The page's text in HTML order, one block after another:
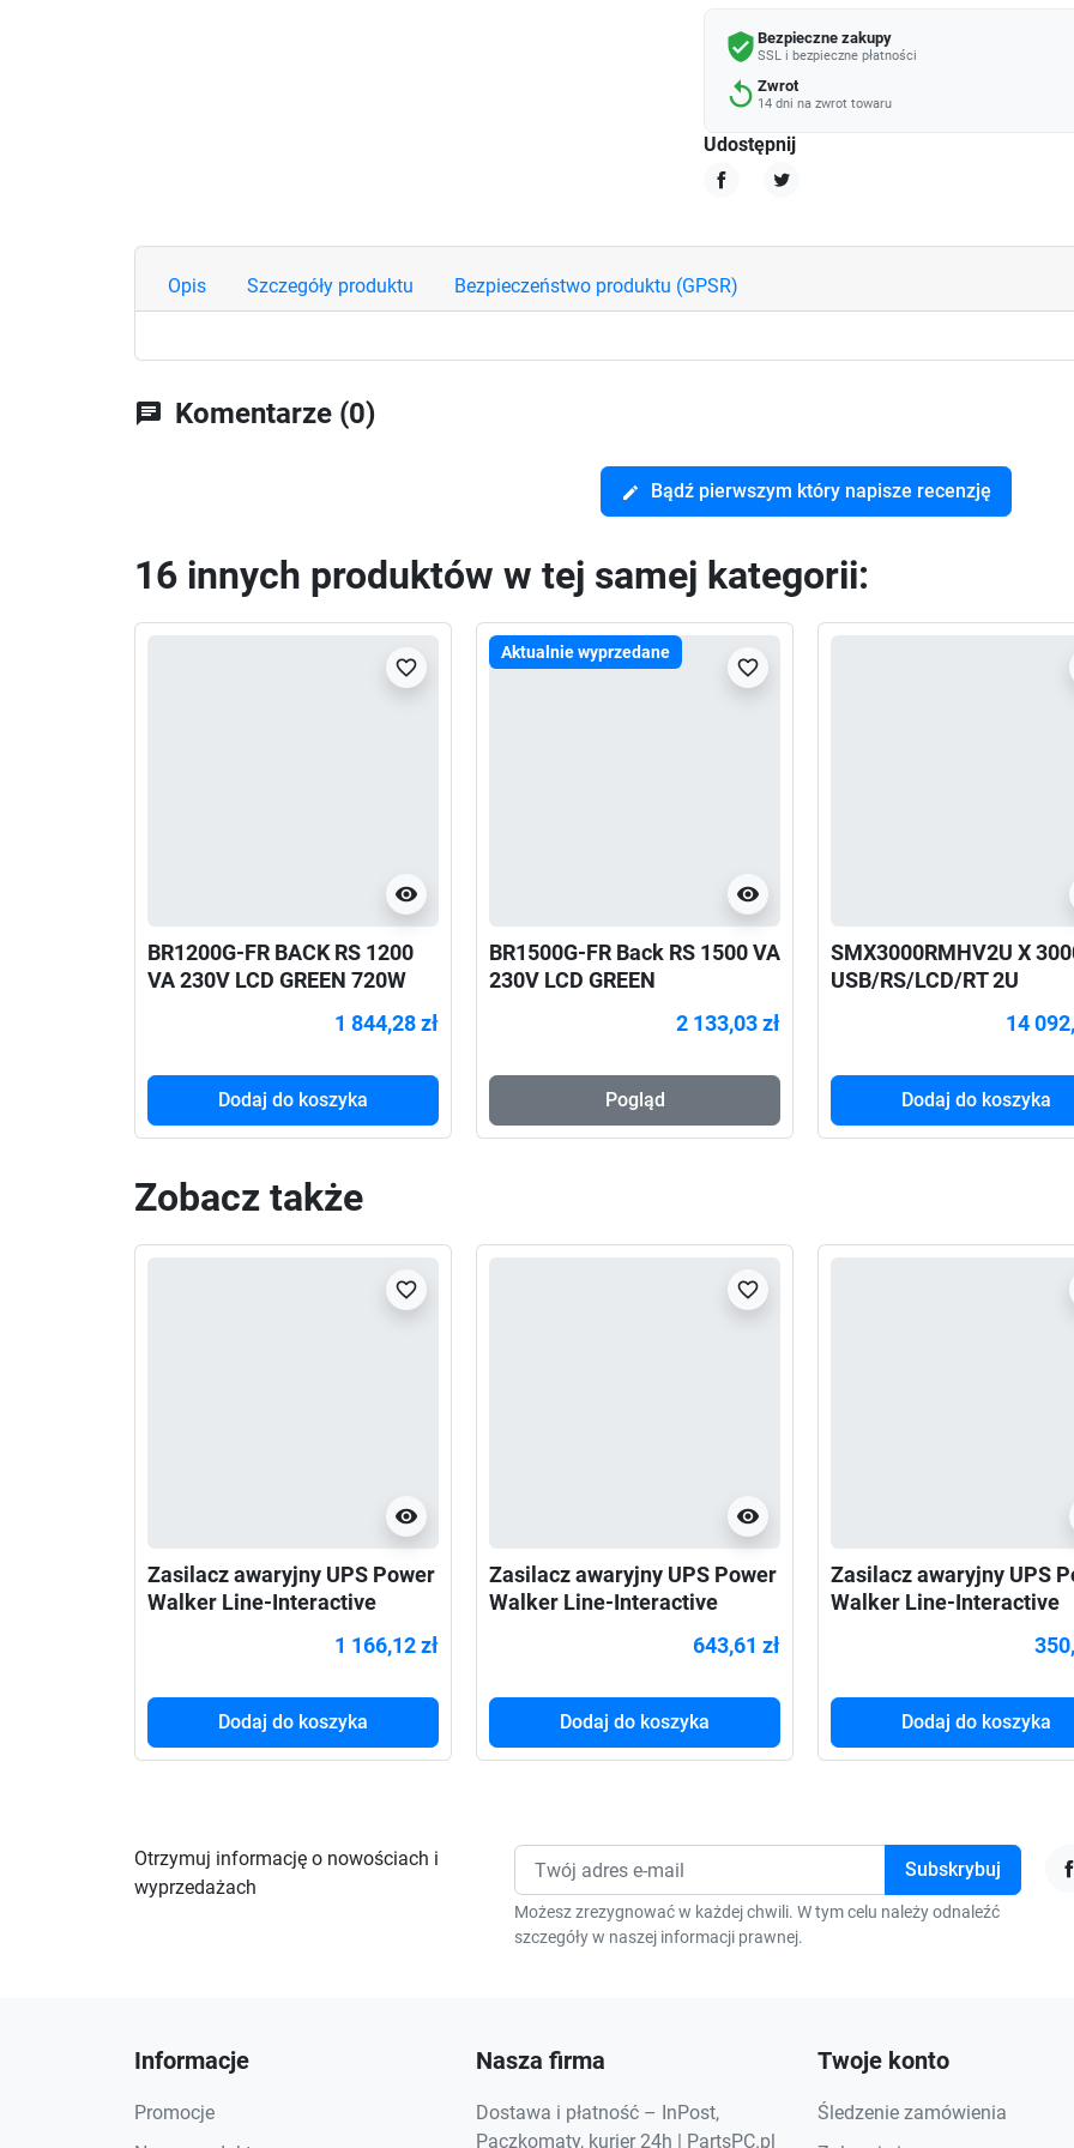
verified_user Bezpieczne zakupy
SSL i bezpieczne płatności
replay Zwrot
14 dni na zwrot towaru
Udostępnij
Opis Szczegóły produktu Bezpieczeństwo produktu (GPSR)
chat Komentarze (0)
edit Bądź pierwszym który napisze recenzję
16 innych produktów w tej samej kategorii:
visibility
favorite_border
BR1200G-FR BACK RS 1200
VA 230V LCD GREEN 720W
1 844,28 zł
Dodaj do koszyka
Aktualnie wyprzedane
visibility
favorite_border
BR1500G-FR Back RS 1500 VA
230V LCD GREEN
2 133,03 zł
Pogląd
SMX3000RMHV2U X
USB/RS/LCD/RT 2U
14
Dodaj do koszyka
Zobacz także
visibility
favorite_border
Zasilacz awaryjny UPS Power
Walker Line-Interactive
1 166,12 zł
Dodaj do koszyka
visibility
favorite_border
Zasilacz awaryjny UPS Power
Walker Line-Interactive
643,61 zł
Dodaj do koszyka
Zasilacz awaryjny UPS
Walker Line-Interactive
Dodaj do koszyka
Otrzymuj informację o nowościach i
wyprzedażach
Możesz zrezygnować w każdej chwili. W tym celu należy odnaleźć
szczegóły w naszej informacji prawnej.
Informacje
Promocje
Nasza firma
Dostawa i płatność – InPost,
Paczkomaty, kurier 24h | PartsPC.pl
Twoje konto
Śledzenie zamówienia